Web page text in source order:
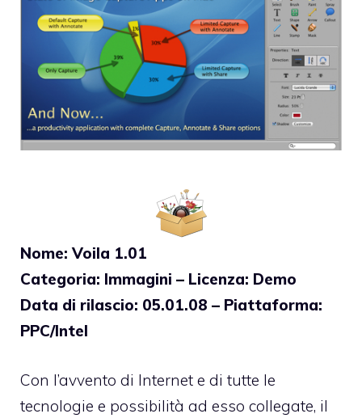
Nome: Voila 1.01
Categoria: Immagini – Licenza: Demo
Data di rilascio: 05.01.08 – Piattaforma:
PPC/Intel
Con l’avvento di Internet e di tutte le
tecnologie e possibilità ad esso collegate, il